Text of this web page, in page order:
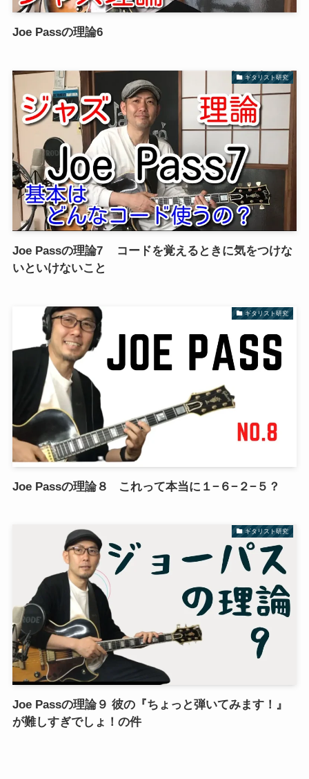
Joe Passの理論6
ギタリスト研究
Joe Passの理論7 コードを覚えるときに気をつけな
いといけないこと
ギタリスト研究
Joe Passの理論８ これって本当に１−６−２−５？
ギタリスト研究
Joe Passの理論９ 彼の『ちょっと弾いてみます！』
が難しすぎでしょ！の件